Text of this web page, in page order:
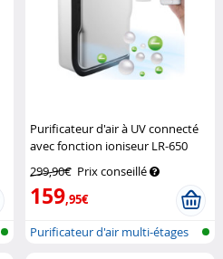
Purificateur d'air à UV connecté
avec fonction ioniseur LR-650
Sichler Haushaltsgeräte
299,90€ Prix conseillé
159,95€
Purificateur d'air multi-étages